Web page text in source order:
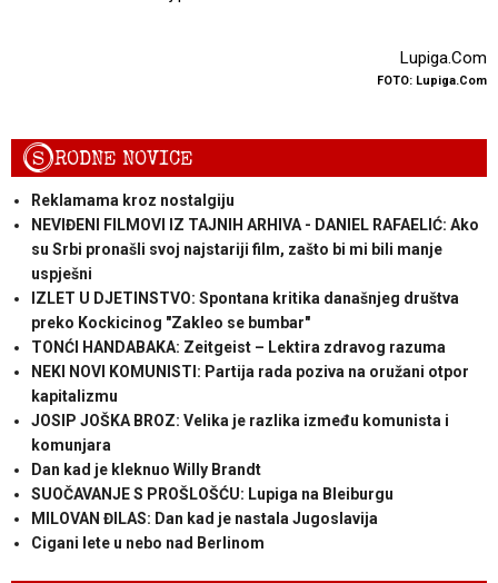
Lupiga.Com
FOTO: Lupiga.Com
SRODNE NOVICE
Reklamama kroz nostalgiju
NEVIĐENI FILMOVI IZ TAJNIH ARHIVA - DANIEL RAFAELIĆ: Ako
su Srbi pronašli svoj najstariji film, zašto bi mi bili manje
uspješni
IZLET U DJETINSTVO: Spontana kritika današnjeg društva
preko Kockicinog "Zakleo se bumbar"
TONĆI HANDABAKA: Zeitgeist – Lektira zdravog razuma
NEKI NOVI KOMUNISTI: Partija rada poziva na oružani otpor
kapitalizmu
JOSIP JOŠKA BROZ: Velika je razlika između komunista i
komunjara
Dan kad je kleknuo Willy Brandt
SUOČAVANJE S PROŠLOŠĆU: Lupiga na Bleiburgu
MILOVAN ĐILAS: Dan kad je nastala Jugoslavija
Cigani lete u nebo nad Berlinom